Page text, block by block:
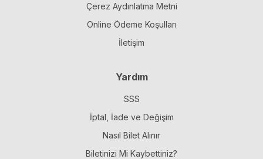
Çerez Aydınlatma Metni
Online Ödeme Koşulları
İletişim
Yardım
SSS
İptal, İade ve Değişim
Nasıl Bilet Alınır
Biletinizi Mi Kaybettiniz?